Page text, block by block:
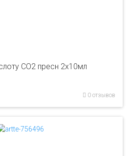
CO2 пресн 2х10мл
0 отзывов